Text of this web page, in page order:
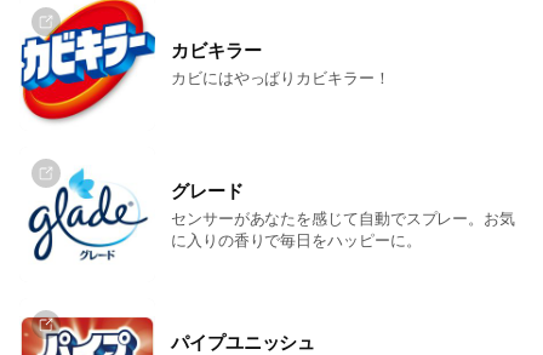
カビキラー
カビにはやっぱりカビキラー！
グレード
センサーがあなたを感じて自動でスプレー。お気
に入りの香りで毎日をハッピーに。
パイプユニッシュ